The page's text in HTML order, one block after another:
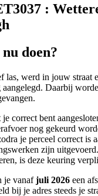
:
doen?
las, werd in jouw straat
Daarbij
correct bent
nog gekeurd
je perceel correct is
zijn
is deze keuring
je vanafjuli 2026 een
bij je adres steeds je